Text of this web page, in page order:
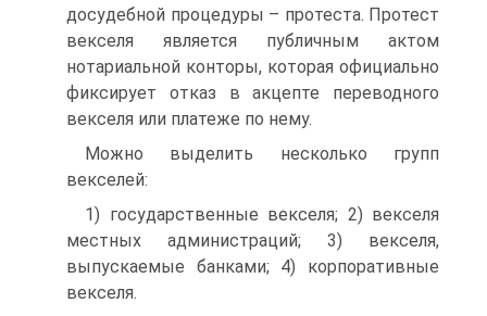
досудебной процедуры – протеста. Протест
векселя является публичным актом
нотариальной конторы, которая официально
фиксирует отказ в акцепте переводного
векселя или платеже по нему.
Можно выделить несколько групп
векселей:
1) государственные векселя; 2) векселя
местных администраций; 3) векселя,
выпускаемые банками; 4) корпоративные
векселя.